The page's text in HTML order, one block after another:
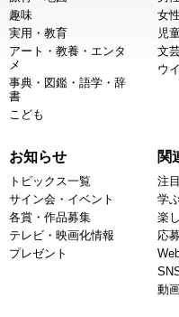
趣味
実用・教育
アート・教養・エンタ
メ
事典・図鑑・語学・辞
書
こども
女
児
文
ウ
お知らせ
トピックス一覧
サイン会・イベント
各賞・作品募集
テレビ・映画化情報
プレゼント
関
注
学
楽
応
動